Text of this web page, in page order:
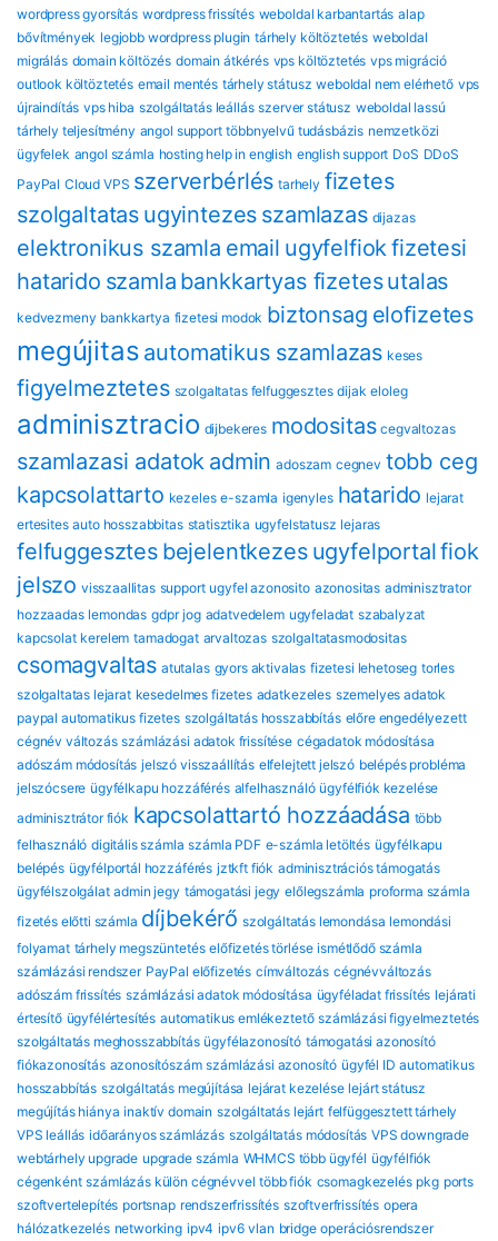
wordpress gyorsítás wordpress frissítés weboldal karbantartás alap
bővítmények legjobb wordpress plugin tárhely költöztetés weboldal
migrálás domain költözés domain átkérés vps költöztetés vps migráció
outlook költöztetés email mentés tárhely státusz weboldal nem elérhető vps
újraindítás vps hiba szolgáltatás leállás szerver státusz weboldal lassú
tárhely teljesítmény angol support többnyelvű tudásbázis nemzetközi
ügyfelek angol számla hosting help in english english support DoS DDoS
PayPal Cloud VPS szerverbérlés tarhely fizetes
szolgaltatas ugyintezes szamlazas dijazas
elektronikus szamla email ugyfelfiok fizetesi
hatarido szamla bankkartyas fizetesutalas
kedvezmeny bankkartya fizetesi modok biztonsag eloﬁzetes
megújitas automatikus szamlazas keses
figyelmeztetes szolgaltatas felfuggesztes dijak eloleg
adminisztracio dijbekeres modositas cegvaltozas
szamlazasi adatok admin adoszam cegnev tobb ceg
kapcsolattarto kezeles e-szamla igenyles hatarido lejarat
ertesites auto hosszabbitas statisztika ugyfelstatusz lejaras
felfuggesztes bejelentkezes ugyfelportalfiok
jelszo visszaallitas support ugyfel azonosito azonositas adminisztrator
hozzaadas lemondas gdpr jog adatvedelem ugyfeladat szabalyzat
kapcsolat kerelem tamadogat arvaltozas szolgaltatasmodositas
csomagvaltas atutalas gyors aktivalas fizetesi lehetoseg torles
szolgaltatas lejarat kesedelmes fizetes adatkezeles szemelyes adatok
paypal automatikus fizetes szolgáltatás hosszabbítás előre engedélyezett
cégnév változás számlázási adatok frissítése cégadatok módosítása
adószám módosítás jelszó visszaállítás elfelejtett jelszó belépés probléma
jelszócsere ügyfélkapu hozzáférés alfelhasználó ügyfélfiók kezelése
adminisztrátor fiók kapcsolattartó hozzáadása több
felhasználó digitális számla számla PDF e-számla letöltés ügyfélkapu
belépés ügyfélportál hozzáférés jztkft fiók adminisztrációs támogatás
ügyfélszolgálat admin jegy támogatási jegy előlegszámla proforma számla
fizetés előtti számla díjbekérő szolgáltatás lemondása lemondási
folyamat tárhely megszüntetés előfizetés törlése ismétlődő számla
számlázási rendszer PayPal előfizetés címváltozás cégnévváltozás
adószám frissítés számlázási adatok módosítása ügyféladat frissítés lejárati
értesítő ügyfélértesítés automatikus emlékeztető számlázási figyelmeztetés
szolgáltatás meghosszabbítás ügyfélazonosító támogatási azonosító
fiókazonosítás azonosítószám számlázási azonosító ügyfél ID automatikus
hosszabbítás szolgáltatás megújítása lejárat kezelése lejárt státusz
megújítás hiánya inaktív domain szolgáltatás lejárt felfüggesztett tárhely
VPS leállás időarányos számlázás szolgáltatás módosítás VPS downgrade
webtárhely upgrade upgrade számla WHMCS több ügyfél ügyfélfiók
cégenként számlázás külön cégnévvel több fiók csomagkezelés pkg ports
szoftvertelepítés portsnap rendszerfrissítés szoftverfrissítés opera
hálózatkezelés networking ipv4 ipv6 vlan bridge operációsrendszer